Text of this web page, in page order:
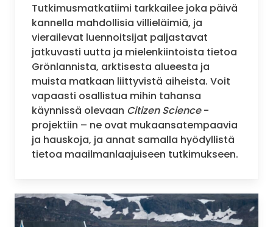
Tutkimusmatkatiimi tarkkailee joka päivä
kannella mahdollisia villieläimiä, ja
vierailevat luennoitsijat paljastavat
jatkuvasti uutta ja mielenkiintoista tietoa
Grönlannista, arktisesta alueesta ja
muista matkaan liittyvistä aiheista. Voit
vapaasti osallistua mihin tahansa
käynnissä olevaan Citizen Science-
projektiin – ne ovat mukaansatempaavia
ja hauskoja, ja annat samalla hyödyllistä
tietoa maailmanlaajuiseen tutkimukseen.